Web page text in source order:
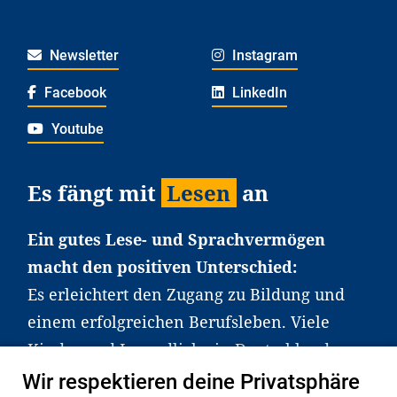
Newsletter Instagram
Facebook LinkedIn
Youtube
Es fängt mit Lesen an
Ein gutes Lese- und Sprachvermögen
macht den positiven Unterschied:
Es erleichtert den Zugang zu Bildung und
einem erfolgreichen Berufsleben. Viele
Kinder und Jugendliche in Deutschland
haben aber große Schwierigkeiten dabei.
Wir respektieren deine Privatsphäre